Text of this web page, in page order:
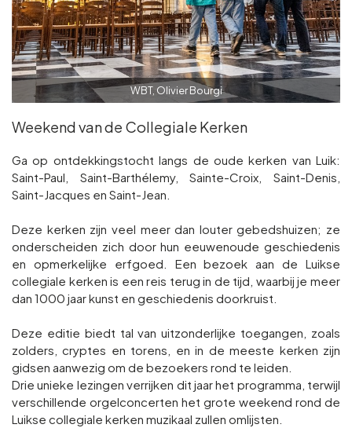
WBT, Olivier Bourgi
Weekend van de Collegiale Kerken
Ga op ontdekkingstocht langs de oude kerken van Luik:
Saint-Paul, Saint-Barthélemy, Sainte-Croix, Saint-Denis,
Saint-Jacques en Saint-Jean.
Deze kerken zijn veel meer dan louter gebedshuizen; ze
onderscheiden zich door hun eeuwenoude geschiedenis
en opmerkelijke erfgoed. Een bezoek aan de Luikse
collegiale kerken is een reis terug in de tijd, waarbij je meer
dan 1000 jaar kunst en geschiedenis doorkruist.
Deze editie biedt tal van uitzonderlijke toegangen, zoals
zolders, cryptes en torens, en in de meeste kerken zijn
gidsen aanwezig om de bezoekers rond te leiden.
Drie unieke lezingen verrijken dit jaar het programma, terwijl
verschillende orgelconcerten het grote weekend rond de
Luikse collegiale kerken muzikaal zullen omlijsten.